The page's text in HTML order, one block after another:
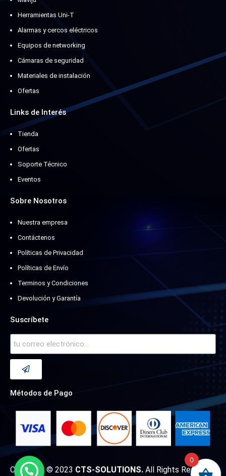
Herramientas Uni-T
Alarmas y cercos eléctricos
Equipos de networking
Cámaras de seguridad
Materiales de instalación
Ofertas
Links de Interés
Tienda
Ofertas
Soporte Técnico
Eventos
Sobre Nosotros
Nuestra empresa
Contáctenos
Políticas de Privacidad
Políticas de Envío
Terminos y Condiciones
Devolución y Garantía
Suscríbete
Métodos de Pago
Copyright © 2023 CTS-SOLUTIONS.All Rights Reserved.
0